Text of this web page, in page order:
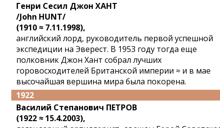
Генри Сесил Джон ХАНТ
/John HUNT/
(1910 ≈ 7.11.1998),
английский лорд, руководитель первой успешной
экспедиции на Эверест. В 1953 году тогда еще
полковник Джон Хант собрал лучших
горовосходителей Британской империи ≈ и в мае
высочайшая вершина мира была покорена.
1922
Василий Степанович ПЕТРОВ
(1922 ≈ 15.4.2003),